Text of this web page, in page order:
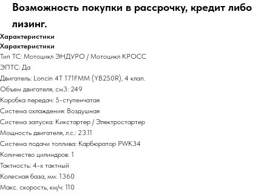
Возможность покупки в рассрочку, кредит либо
лизинг.
Характеристики
Характеристики
Тип ТС: Мотоцикл ЭНДУРО / Мотоцикл КРОСС
ЭПТС: Да
Двигатель: Loncin 4T 171FMM (YB250R), 4 клап.
Объем двигателя, см3: 249
Коробка передач: 5-ступенчатая
Система охлаждения: Воздушная
Система запуска: Кикстартер / Электростартер
Мощность двигателя, л.с.: 23.11
Система подачи топлива: Карбюратор PWK34
Количество цилиндров: 1
Тактность: 4-x тактный
Колесная база, мм: 1360
Макс. скорость, км/ч: 110